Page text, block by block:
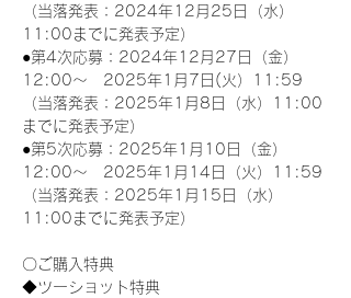
（当落発表：2024年12月25日（水）
11:00までに発表予定）
●第4次応募：2024年12月27日（金）
12:00～　2025年1月7日(火）11:59
（当落発表：2025年1月8日（水）11:00
までに発表予定）
●第5次応募：2025年1月10日（金）
12:00～　2025年1月14日（火）11:59
（当落発表：2025年1月15日（水）
11:00までに発表予定）
〇ご購入特典
◆ツーショット特典